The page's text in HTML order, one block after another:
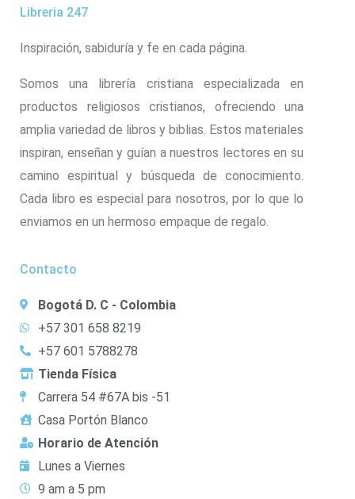
Libreria 247
Inspiración, sabiduría y fe en cada página.
Somos una librería cristiana especializada en
productos religiosos cristianos, ofreciendo una
amplia variedad de libros y biblias. Estos materiales
inspiran, enseñan y guían a nuestros lectores en su
camino espiritual y búsqueda de conocimiento.
Cada libro es especial para nosotros, por lo que lo
enviamos en un hermoso empaque de regalo.
Contacto
Bogotá D. C - Colombia
+57 301 658 8219
+57 601 5788278
Tienda Física
Carrera 54 #67A bis -51
Casa Portón Blanco
Horario de Atención
Lunes a Viernes
9 am a 5 pm